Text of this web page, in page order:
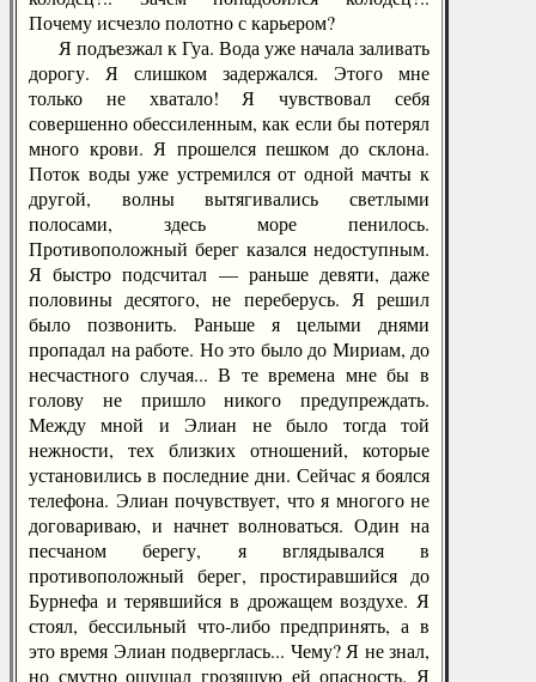
Почему исчезло полотно с карьером?
Я подъезжал к Гуа. Вода уже начала заливать
дорогу. Я слишком задержался. Этого мне
только не хватало! Я чувствовал себя
совершенно обессиленным, как если бы потерял
много крови. Я прошелся пешком до склона.
Поток воды уже устремился от одной мачты к
другой, волны вытягивались светлыми
полосами, здесь море пенилось.
Противоположный берег казался недоступным.
Я быстро подсчитал — раньше девяти, даже
половины десятого, не переберусь. Я решил
было позвонить. Раньше я целыми днями
пропадал на работе. Но это было до Мириам, до
несчастного случая... В те времена мне бы в
голову не пришло никого предупреждать.
Между мной и Элиан не было тогда той
нежности, тех близких отношений, которые
установились в последние дни. Сейчас я боялся
телефона. Элиан почувствует, что я многого не
договариваю, и начнет волноваться. Один на
песчаном берегу, я вглядывался в
противоположный берег, простиравшийся до
Бурнефа и терявшийся в дрожащем воздухе. Я
стоял, бессильный что-либо предпринять, а в
это время Элиан подверглась... Чему? Я не знал,
но смутно ощущал грозящую ей опасность. Я